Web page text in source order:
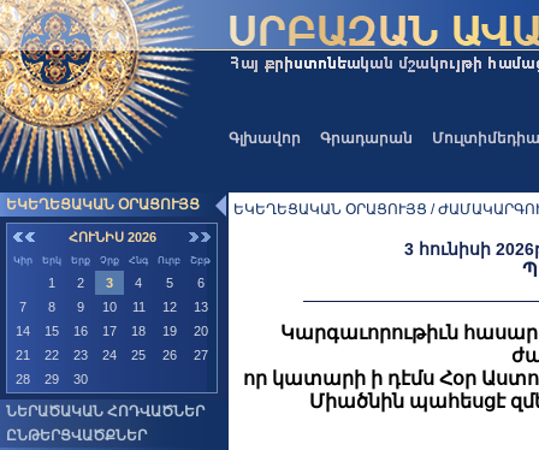
Գլխավոր Գրադարան Մուլտիմեդիա
ԵԿԵՂԵՑԱԿԱՆ ՕՐԱՑՈՒՅՑ
ՀՈՒՆԻՍ 2026
Կիր Երկ Երք Չրք Հնգ Ուրբ Շբթ
1 2 3 4 5
6
7
8 9 10 11 12
13
14
15 16 17 18 19
20
21
22 23 24 25 26
27
28
29 30
ՆԵՐԱԾԱԿԱՆ ՀՈԴՎԱԾՆԵՐ
ԸՆԹԵՐՑՎԱԾՔՆԵՐ
ԵԿԵՂԵՑԱԿԱՆ ՕՐԱՑՈՒՅՑ /
3 հունիսի
Կարգաւորութիւն
որ կատարի ի դէմս Հօր
Միածնին պահեսցէ